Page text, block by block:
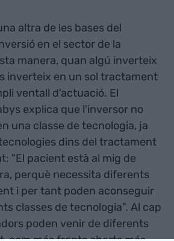
altra de les bases del
en el sector de la
manera, quan algú inverteix
inverteix en un sol tractament
ventall d'actuació. El
explica que l'inversor no
una classe de tecnologia, ja
dins del tractament
"El pacient està al mig de
perquè necessita diferents
i per tant poden aconseguir
classes de tecnologia". Al cap
poden venir de diferents